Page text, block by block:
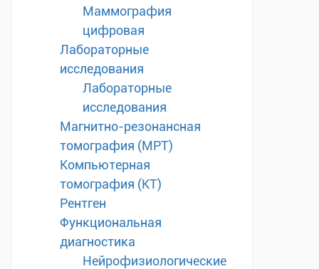
Маммография
цифровая
Лабораторные
исследования
Лабораторные
исследования
Магнитно-резонансная
томография (МРТ)
Компьютерная
томография (КТ)
Рентген
Функциональная
диагностика
Нейрофизиологические